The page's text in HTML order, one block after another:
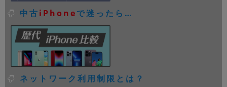
中古iPhoneで迷ったら…
ネットワーク利用制限とは？